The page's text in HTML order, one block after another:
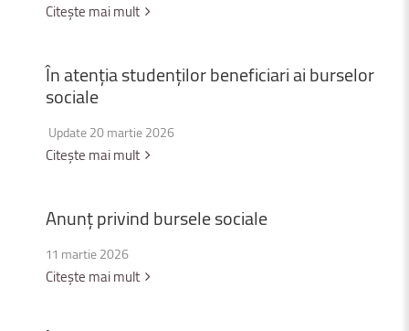
Citește mai mult
Înatențiastudențilorbeneficiariaiburselor
sociale
Update 20 martie 2026
Citește mai mult
Anunțprivindburselesociale
11 martie 2026
Citește mai mult